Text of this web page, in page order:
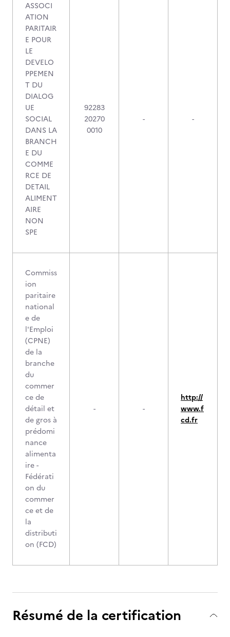
ASSOCI
ATION
PARITAIR
E POUR
LE
DEVELO
PPEMEN
T DU
DIALOG
UE
SOCIAL
DANS LA
BRANCH
E DU
COMME
RCE DE
DETAIL
ALIMENT
AIRE
NON
SPE
92283
20270
0010
- -
Commiss
ion
paritaire
national
e de
l'Emploi
(CPNE)
de la
branche
du
commer
ce de
détail et
de gros à
prédomi
nance
alimenta
ire -
Fédérati
on du
commer
ce et de
la
distributi
on (FCD)
- -
http://
www.f
cd.fr
Résumé de la certification